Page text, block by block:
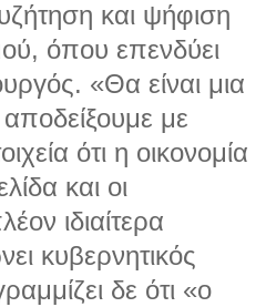
και ψήφιση
όπου επενδύει
«Θα είναι μια
με
ότι η οικονομία
και οι
ιδιαίτερα
κυβερνητικός
δε ότι «ο